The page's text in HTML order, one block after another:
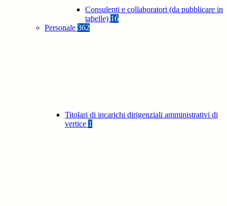
Consulenti e collaboratori (da pubblicare in
tabelle) 16
Personale 362
Titolari di incarichi dirigenziali amministrativi di
vertice 1